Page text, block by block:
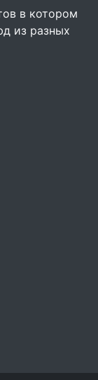
в котором
из разных